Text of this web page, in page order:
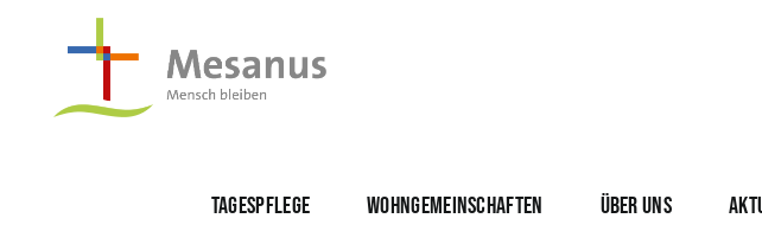
TAGESPFLEGE WOHNGEMEINSCHAFTEN ÜBER UNS